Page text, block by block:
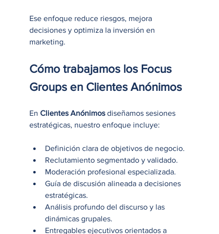
Ese enfoque reduce riesgos, mejora
decisiones y optimiza la inversión en
marketing.
Cómo trabajamos los Focus
Groups en Clientes Anónimos
En Clientes Anónimos diseñamos sesiones
estratégicas, nuestro enfoque incluye:
Definición clara de objetivos de negocio.
Reclutamiento segmentado y validado.
Moderación profesional especializada.
Guía de discusión alineada a decisiones
estratégicas.
Análisis profundo del discurso y las
dinámicas grupales.
Entregables ejecutivos orientados a